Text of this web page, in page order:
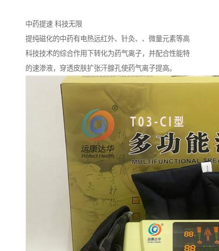
中药提速 科技无限
提纯磁化的中药有电热远红外、针灸、、微量元素等高
科技技术的综合作用下转化为药气离子，并配合性能特
的速渗液，穿透皮肤扩张汗腺孔使药气离子提高。